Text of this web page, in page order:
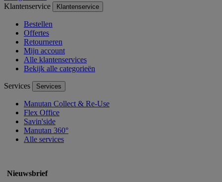
Klantenservice
Klantenservice
Bestellen
Offertes
Retourneren
Mijn account
Alle klantenservices
Bekijk alle categorieën
Services Services
Manutan Collect & Re-Use
Flex Office
Savin'side
Manutan 360°
Alle services
Nieuwsbrief